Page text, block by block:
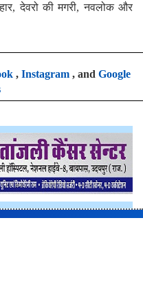
देवरो की मगरी, नवलोक और
, Instagram, and Google